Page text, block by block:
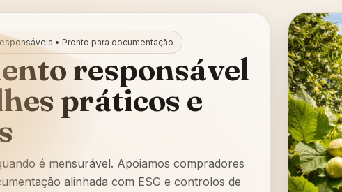
• Pronto para documentação
responsável
práticos e
é mensurável. Apoiamos compradores
alinhada com ESG e controlos de